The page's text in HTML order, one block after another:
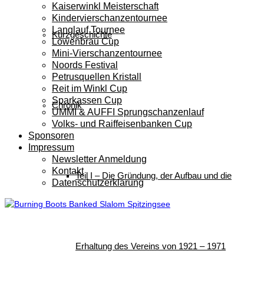
Kurzgeschichte
Chronik
Teil I – Die Gründung, der Aufbau und die
Erhaltung des Vereins von 1921 – 1971
Kaiserwinkl Meisterschaft
Kindervierschanzentournee
Langlauf Tournee
Löwenbräu Cup
Mini-Vierschanzentournee
Noords Festival
Petrusquellen Kristall
Reit im Winkl Cup
Sparkassen Cup
UMMI & AUFFI Sprungschanzenlauf
Volks- und Raiffeisenbanken Cup
Sponsoren
Impressum
Newsletter Anmeldung
Kontakt
Datenschutzerklärung